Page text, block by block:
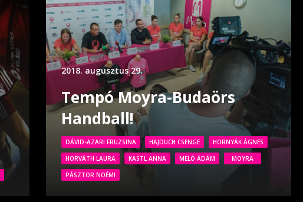
2018. augusztus 29.
Tempó Moyra-Budaörs
Handball!
DÁVID-AZARI FRUZSINA HAJDUCH CSENGE
HORNYÁK ÁGNES
HORVÁTH LAURA
KASTL ANNA MELÓ ÁDÁM
MOYRA
PÁSZTOR NOÉMI